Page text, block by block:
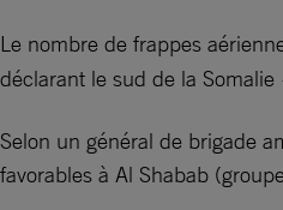
Le nombre de frappes
déclarant le sud de la Somalie
Selon un général de brigade
favorables à Al Shabab